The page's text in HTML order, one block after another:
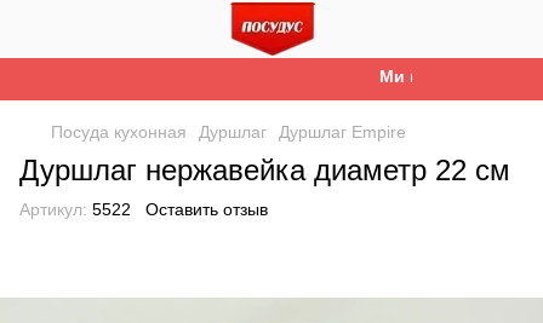
Ми працюємо. Все
Посуда кухонная Дуршлаг Дуршлаг Empire
Дуршлаг нержавейка диаметр 22 см
Артикул: 5522 Оставить отзыв